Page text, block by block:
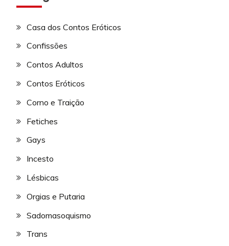
Casa dos Contos Eróticos
Confissões
Contos Adultos
Contos Eróticos
Corno e Traição
Fetiches
Gays
Incesto
Lésbicas
Orgias e Putaria
Sadomasoquismo
Trans